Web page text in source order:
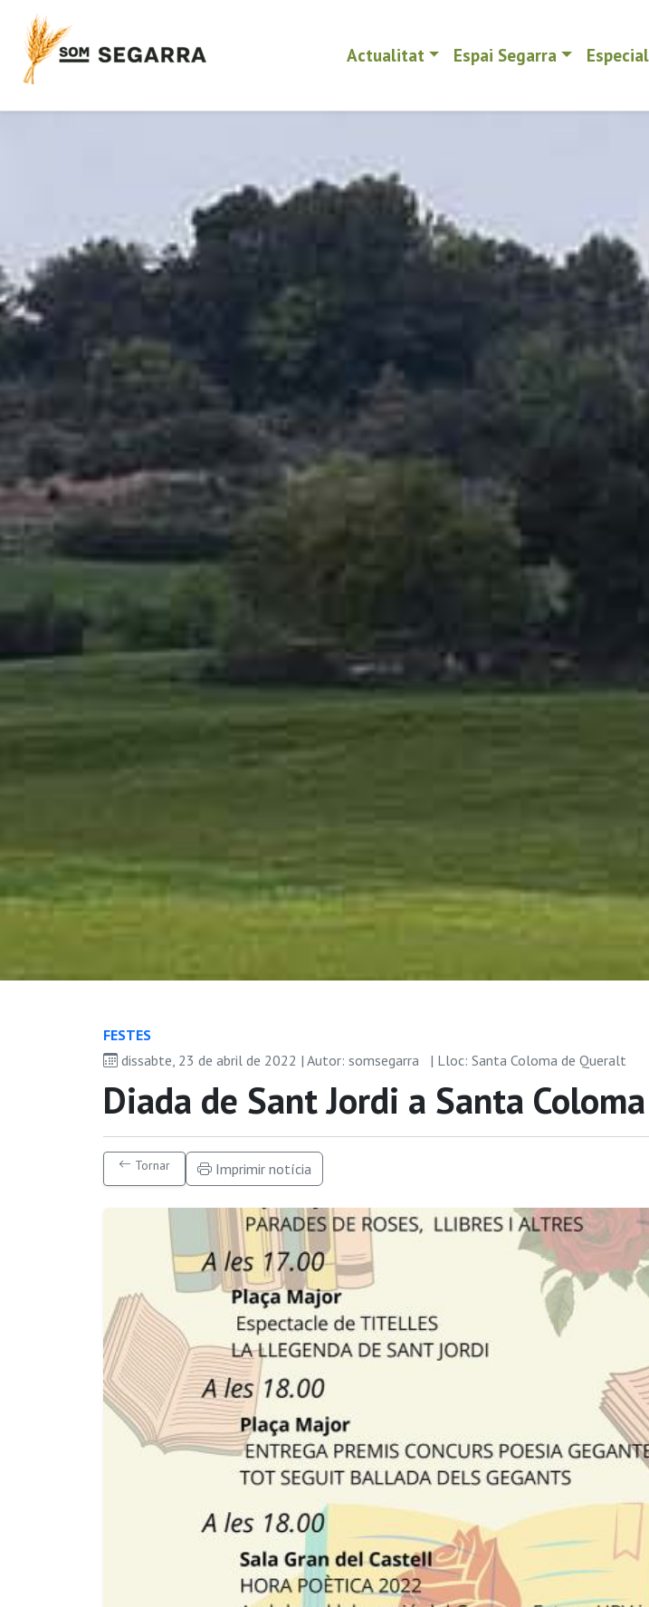
Actualitat Espai Segarra
FESTES
dissabte, 23 de abril de 2022 | Autor: somsegarra
| Lloc: Santa Coloma de Queralt
Diada de Sant Jordi a Santa
Tornar Imprimir notícia